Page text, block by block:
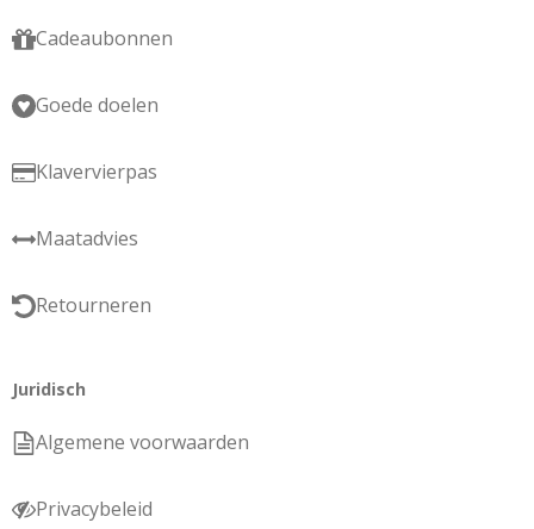
Cadeaubonnen
Goede doelen
Klavervierpas
Maatadvies
Retourneren
Juridisch
Algemene voorwaarden
Privacybeleid